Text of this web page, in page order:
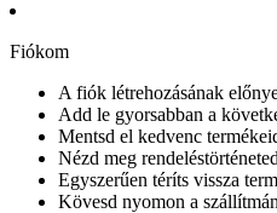
Fiókom
A fiók létrehozásának
Add le gyorsabban a
Mentsd el kedvenc
Nézd meg rendeléstörténeted
Egyszerűen téríts vissza
Kövesd nyomon a